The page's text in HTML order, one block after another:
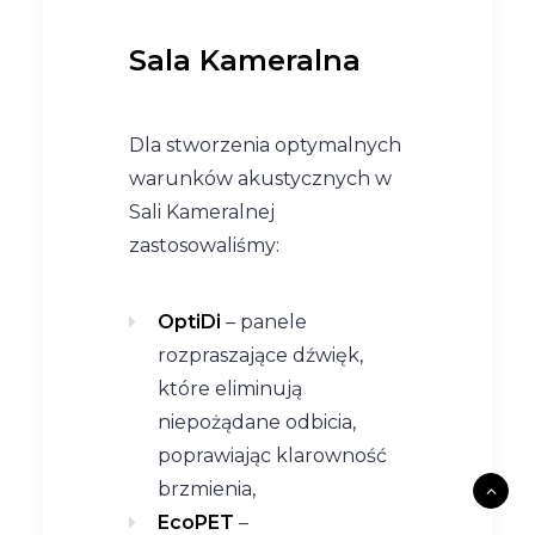
Sala Kameralna
Dla stworzenia optymalnych
warunków akustycznych w
Sali Kameralnej
zastosowaliśmy:
OptiDi – panele
rozpraszające dźwięk,
które eliminują
niepożądane odbicia,
poprawiając klarowność
brzmienia,
EcoPET –